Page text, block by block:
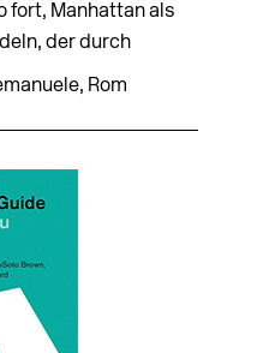
fort, Manhattan als
der durch
Rom